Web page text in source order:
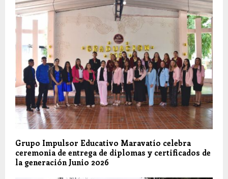
Grupo Impulsor Educativo Maravatío celebra
ceremonia de entrega de diplomas y certificados de
la generación Junio 2026